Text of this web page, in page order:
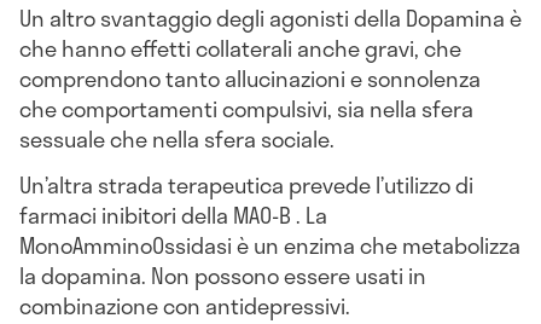
Un altro svantaggio degli agonisti della Dopamina è
che hanno effetti collaterali anche gravi, che
comprendono tanto allucinazioni e sonnolenza
che comportamenti compulsivi, sia nella sfera
sessuale che nella sfera sociale.
Un’altra strada terapeutica prevede l’utilizzo di
farmaci inibitori della MAO-B . La
MonoAmminoOssidasi è un enzima che metabolizza
la dopamina. Non possono essere usati in
combinazione con antidepressivi.